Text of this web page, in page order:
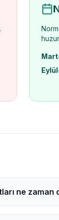
ne zaman